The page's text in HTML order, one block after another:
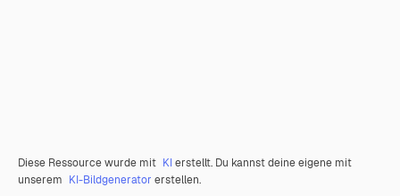
Diese Ressource wurde mit KIerstellt. Du kannst deine eigene mit
unserem KI-Bildgenerator erstellen.